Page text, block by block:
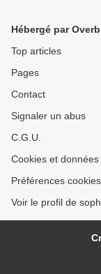
Hébergé par
Top articles
Pages
Contact
Signaler un abus
C.G.U.
Cookies et
Préférences cookies
Voir le profil de